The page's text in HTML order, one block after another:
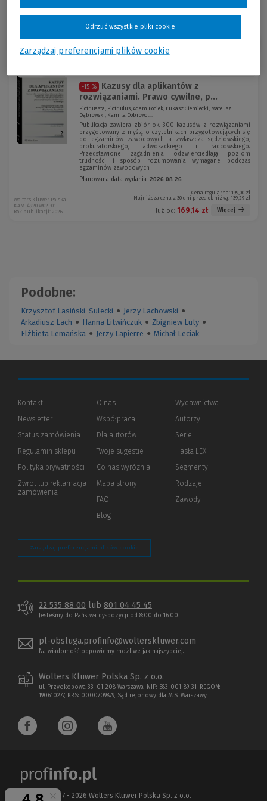
-15 %
Kazusy dla aplikantów z
rozwiązaniami. Prawo cywilne, p...
Piotr Basta, Piotr Blus, Adam Bociek, Łukasz Ciemiecki, Mateusz
Dąbrowski, Kamila Dobrowol...
Publikacja zawiera zbiór ok. 300 kazusów z rozwiązaniami
przygotowany z myślą o czytelnikach przygotowujących się
do egzaminów zawodowych, a zwłaszcza sędziowskiego,
prokuratorskiego, adwokackiego i radcowskiego.
Przedstawione zagadnienia odzwierciedlają poziom
trudności i sposób rozumowania wymagane podczas
egzaminów zawodowych.
Planowana data wydania: 2026.08.26
Cena regularna: 199,00 zł
Najniższa cena z 30 dni przed obniżką: 139,29 zł
Już od: 169,14 zł Więcej
Wolters Kluwer Polska
KAM-4920 W02P01
Rok publikacji: 2026
Podobne:
Krzysztof Lasiński-Sulecki ● Jerzy Lachowski ●
Arkadiusz Lach ● Hanna Litwińczuk ● Zbigniew Luty ●
Elżbieta Lemańska ● Jerzy Lapierre ● Michał Leciak
Kontakt
Newsletter
Status zamówienia
Regulamin sklepu
Polityka prywatności (Nowe
(Link
innej
Zwrot lub reklamacja
zamówienia
O nas
Współpraca
Dla autorów(Nowe
(Link
innej
strony)
Twoje sugestie
Co nas wyróżnia
Mapa strony
FAQ
Blog
Wydawnictwa
Autorzy
Serie
Hasła LEX
Segmenty
Rodzaje
Zawody
Zarządzaj preferencjami plików cookie
22 535 88 00 lub 801 04 45 45
Jesteśmy do Państwa dyspozycji od 8:00 do 16:00
pl-obsluga.profinfo@wolterskluwer.com
Na wiadomość odpowiemy możliwe jak najszybciej.
Wolters Kluwer Polska Sp. z o.o.
ul. Przyokopowa 33, 01-208 Warszawa; NIP: 583-001-89-31, REGON:
190610277, KRS: 0000709879, Sąd rejonowy dla M.S. Warszawy
Copyright 1997 - 2026 Wolters Kluwer Polska Sp. z o.o.
Zarządzaj preferencjami plików cookie
Odrzuć wszystkie pliki cookie